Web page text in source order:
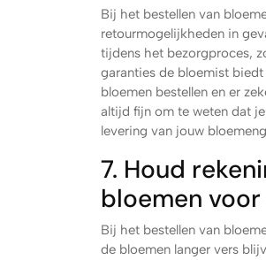
Bij het bestellen van
retourmogelijkheden in
tijdens het bezorgproces,
garanties de bloemist
bloemen bestellen en er
altijd fijn om te weten dat
levering van jouw
7. Houd
bloemen
Bij het bestellen van
de bloemen langer vers